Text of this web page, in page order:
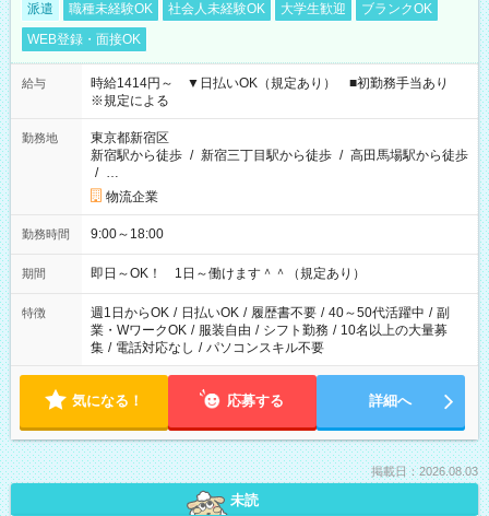
派遣 職種未経験OK 社会人未経験OK 大学生歓迎
ブランクOK
WEB登録・面接OK
給与
時給1414円～ ▼日払いOK（規定あり） ■初勤務手当あり
※規定による
勤務地
東京都新宿区
新宿駅から徒歩 / 新宿三丁目駅から徒歩 / 高田馬場駅から徒歩
/ …
物流企業
勤務時間 9:00～18:00
期間 即日～OK！ 1日～働けます＾＾（規定あり）
特徴 週1日からOK / 日払いOK / 履歴書不要 / 40～50代活躍中 / 副
業・WワークOK / 服装自由 / シフト勤務 / 10名以上の大量募
集 / 電話対応なし / パソコンスキル不要
気になる！ 応募する 詳細へ
掲載日：2026.08.03
未読